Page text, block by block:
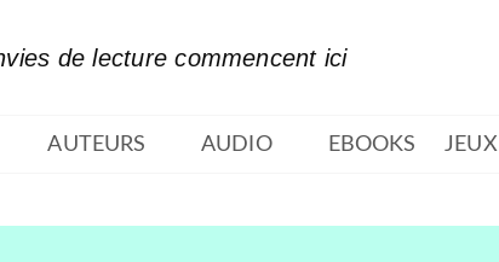
de lecture commencent ici
AUTEURS AUDIO EBOOKS JEUX